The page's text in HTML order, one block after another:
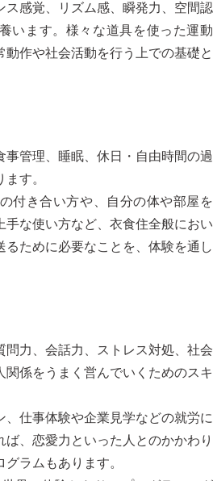
ス感覚、リズム感、瞬発力、空間認
います。様々な道具を使った運動
動作や社会活動を行う上での基礎と
事管理、睡眠、休日・自由時間の過
す。
付き合い方や、自分の体や部屋を
手な使い方など、衣食住全般におい
るために必要なことを、体験を通し
問力、会話力、ストレス対処、社会
係をうまく営んでいくためのスキ
、仕事体験や企業見学などの就労に
、恋愛力といった人とのかかわり
ラムもあります。